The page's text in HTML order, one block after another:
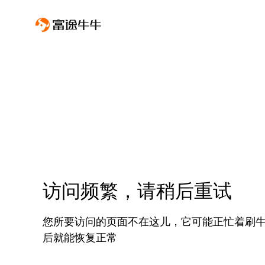
访问频繁，请稍后重试
您所要访问的页面不在这儿，它可能正忙着刷
后就能恢复正常